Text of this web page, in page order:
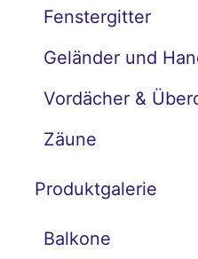
Fenstergitter
Geländer und
Vordächer &
Zäune
Produktgalerie
Balkone